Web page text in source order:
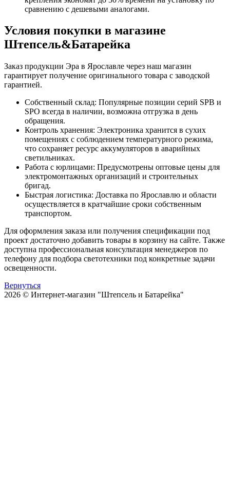
сравнению с дешевыми аналогами.
Условия покупки в магазине
Штепсель&Батарейка
Заказ продукции Эра в Ярославле через наш магазин
гарантирует получение оригинального товара с заводской
гарантией.
Собственный склад: Популярные позиции серий SPB и
SPO всегда в наличии, возможна отгрузка в день
обращения.
Контроль хранения: Электроника хранится в сухих
помещениях с соблюдением температурного режима,
что сохраняет ресурс аккумуляторов в аварийных
светильниках.
Работа с юрлицами: Предусмотрены оптовые цены для
электромонтажных организаций и строительных
бригад.
Быстрая логистика: Доставка по Ярославлю и области
осуществляется в кратчайшие сроки собственным
транспортом.
Для оформления заказа или получения спецификации под
проект достаточно добавить товары в корзину на сайте. Также
доступна профессиональная консультация менеджеров по
телефону для подбора светотехники под конкретные задачи
освещенности.
Вернуться
2026 © Интернет-магазин "Штепсель и Батарейка"